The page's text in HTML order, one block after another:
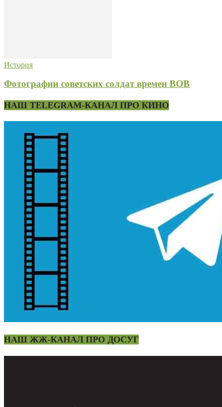
История
Фотографии советских солдат времен ВОВ
НАШ TELEGRAM-КАНАЛ ПРО КИНО
НАШ ЖЖ-КАНАЛ ПРО ДОСУГ